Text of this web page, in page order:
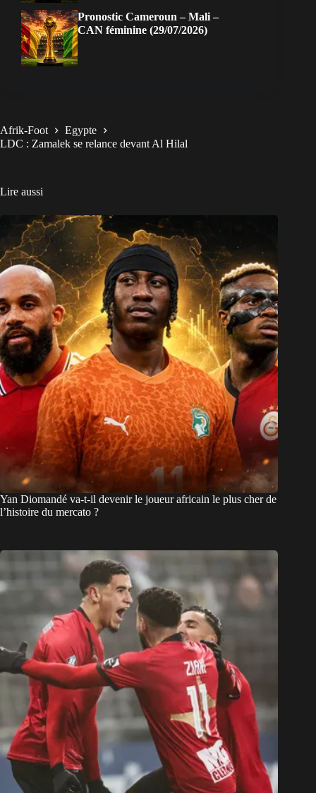
Pronostic Cameroun – Mali –
CAN féminine (29/07/2026)
Afrik-Foot
Egypte
LDC : Zamalek se relance devant Al Hilal
Lire aussi
Yan Diomandé va-t-il devenir le joueur africain le plus cher de
l’histoire du mercato ?